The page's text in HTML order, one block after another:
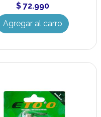
$ 72.990
Agregar al carro